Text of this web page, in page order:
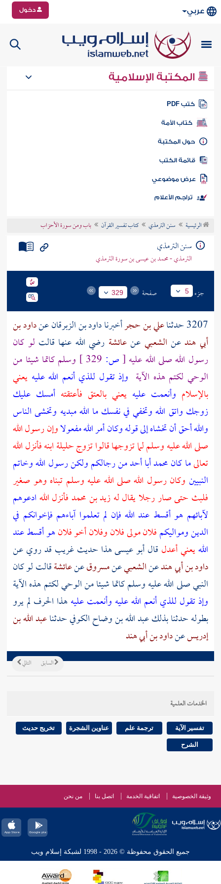
عربي دخول
المكتبة الإسلامية
كتب PDF
كتاب الأمة
المكتبة
الكتب
موضوعي
تراجم الأعلام
الرئيسية سنن الترمذي كتاب تفسير القرآن باب ومن سورة الأحزاب
سنن الترمذي
الترمذي - محمد بن عيسى بن سورة الترمذي
جزء 5 صفحة 329
3207 حدثنا علي بن حجرأخبرناداود بن الزبرقانعنداود بن
أبي هندعن الشعبي عنعائشة رضي الله عنها قالت لو كان
رسول الله صلى الله عليه [ص:
وسلم كاتما شيئا من
الوحي لكتم هذه الآية وإذ تقول للذي أنعم الله عليه يعني
بالإسلام وأنعمت عليهيعني بالعتق فأعتقته أمسك عليك
زوجك واتق الله وتخفي في نفسك ما الله مبديه وتخشى الناس
والله أحق أن تخشاه إلى قوله وكان أمر الله مفعولاوإن رسول الله
صلى الله عليه وسلم لما تزوجها قالوا تزوج حليلة ابنه فأنزل الله
تعالىما كان محمد أبا أحد من رجالكم ولكن رسول الله وخاتم
النبيين وكان رسول الله صلى الله عليه وسلم تبناه وهو صغير
فلبث حتى صار رجلا يقال لهزيد بن محمدفأنزل اللهادعوهم
لآبائهم هو أقسط عند الله فإن لم تعلموا آباءهم فإخوانكم في
الدين ومواليكمفلان مولى فلان وفلان أخو فلانهو أقسط عند
اللهيعني أعدل قال أبو عيسى هذا حديث غريب قد روي عن
داود بن أبي هندعنالشعبيعنمسروقعنعائشةقالت لو كان
النبي صلى الله عليه وسلم كاتما شيئا من الوحي لكتم هذه الآية
وإذ تقول للذي أنعم الله عليه وأنعمت عليههذا الحرف لم يرو
بطوله حدثنا بذلكعبد الله بن وضاح الكوفيحدثناعبد الله بن
إدريسعنداود بن أبي هند
التالي السابق
الخدمات العلمية
تفسير الآية ترجمة علم عناوين الشجرة تخريج حديث
الشرح
وثيقة الخصوصية اتفاقية الخدمة اتصل بنا من نحن
جميع الحقوق محفوظة © 2026 - 1998 لشبكة إسلام ويب